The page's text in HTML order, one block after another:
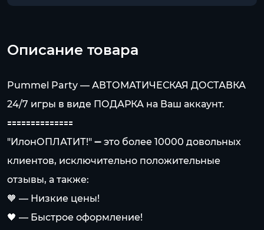
Описание товара
Pummel Party — АВТОМАТИЧЕСКАЯ ДОСТАВКА
24/7 игры в виде ПОДАРКА на Ваш аккаунт.
🟰🟰🟰🟰🟰🟰🟰🟰🟰🟰🟰🟰🟰🟰
"ИлонОПЛАТИТ!" ➖ это более 10000 довольных
клиентов, исключительно положительные
отзывы, а также:
🧡 — Низкие цены!
🖤 — Быстрое оформление!